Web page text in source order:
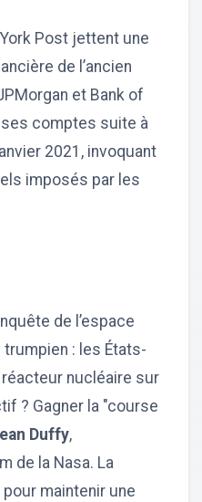
Post jettent une
de l’ancien
et Bank of
comptes suite à
2021, invoquant
imposés par les
de l’espace
: les États-
nucléaire sur
? Gagner la "course
Duffy,
de la Nasa. La
maintenir une